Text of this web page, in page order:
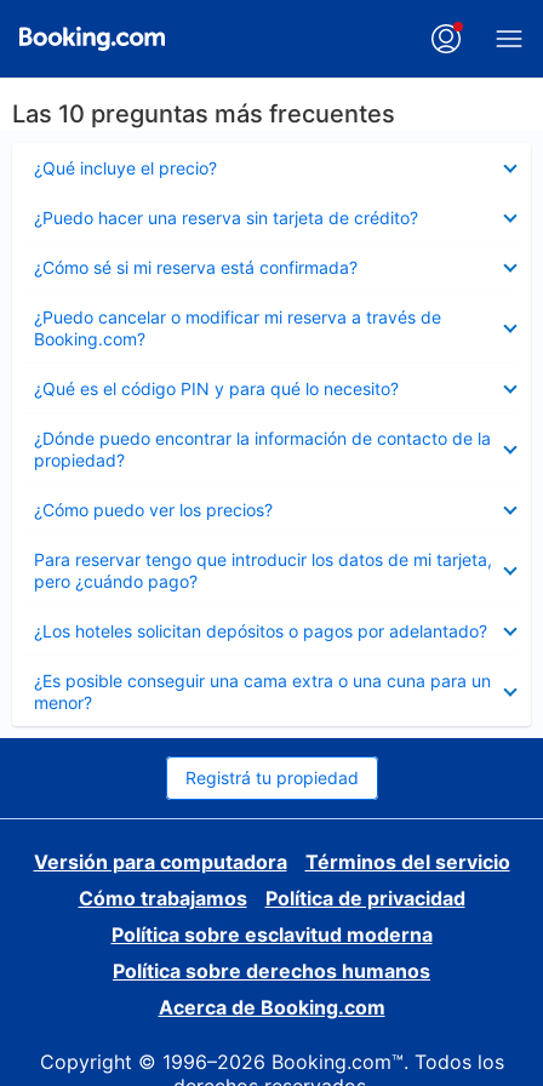
Las 10 preguntas más frecuentes
¿Qué incluye el precio?
cerrado
¿Puedo hacer una reserva sin tarjeta de crédito?
cerrado
¿Cómo sé si mi reserva está confirmada?
cerrado
¿Puedo cancelar o modificar mi reserva a través de
Booking.com?
cerrado
¿Qué es el código PIN y para qué lo necesito?
cerrado
¿Dónde puedo encontrar la información de contacto de la
propiedad?
cerrado
¿Cómo puedo ver los precios?
cerrado
Para reservar tengo que introducir los datos de mi tarjeta,
pero ¿cuándo pago?
cerrado
¿Los hoteles solicitan depósitos o pagos por adelantado?
cerrado
¿Es posible conseguir una cama extra o una cuna para un
menor?
cerrado
Registrá tu propiedad
Versión para computadora
Términos del servicio
Cómo trabajamos
Política de privacidad
Política sobre esclavitud moderna
Política sobre derechos humanos
Acerca de Booking.com
Copyright © 1996–2026 Booking.com™. Todos los